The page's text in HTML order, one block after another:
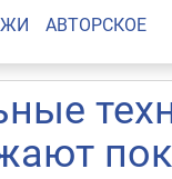
АВТОРСКОЕ